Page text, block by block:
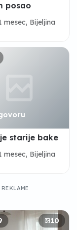
posao
mesec, Bijeljina
starije bake
mesec, Bijeljina
10